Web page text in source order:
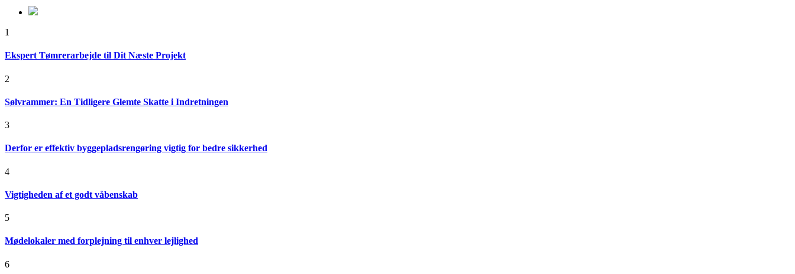
1
Ekspert Tømrerarbejde til Dit Næste Projekt
2
Sølvrammer: En Tidligere Glemte Skatte i Indretningen
3
Derfor er effektiv byggepladsrengøring vigtig for bedre sikkerhed
4
Vigtigheden af et godt våbenskab
5
Mødelokaler med forplejning til enhver lejlighed
6